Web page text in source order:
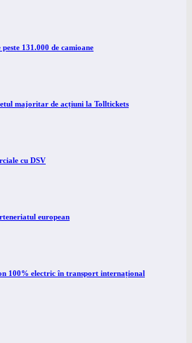
131.000 de camioane
majoritar de acțiuni la Tolltickets
cu DSV
european
100% electric în transport internațional